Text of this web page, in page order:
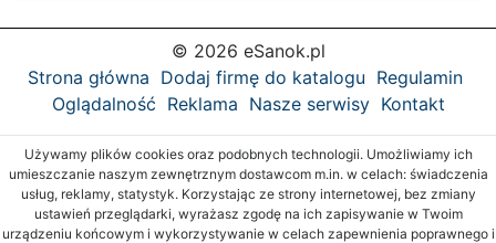
© 2026 eSanok.pl
Strona główna Dodaj firmę do katalogu Regulamin
Oglądalność Reklama Nasze serwisy Kontakt
Używamy plików cookies oraz podobnych technologii. Umożliwiamy ich
umieszczanie naszym zewnętrznym dostawcom m.in. w celach: świadczenia
usług, reklamy, statystyk. Korzystając ze strony internetowej, bez zmiany
ustawień przeglądarki, wyrażasz zgodę na ich zapisywanie w Twoim
urządzeniu końcowym i wykorzystywanie w celach zapewnienia poprawnego i